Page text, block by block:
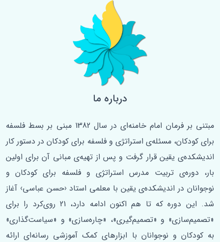
درباره ما
مبتنی بر فرمان امام خامنه‌ای در سال 1382 مبنی بر بسط فلسفه‌
برای کودکان، مسئله‌ی استراتژی و فلسفه برای کودکان در دستور کار
اندیشکده‌ی یقین قرار گرفت و پس از تهیه‌ی مبانی آن برای اولین
‌بار، دوره‌ی تربیت مدرس استراتژی و فلسفه برای کودکان و
نوجوانان در اندیشکده‌ی یقین با معلمی استاد ‹حسن عباسی› آغاز
شد. این دوره که تا هم اکنون ادامه دارد، 21 روی‌کرد را برای
«تصمیم‌سازی» و «تصمیم‌گیری»، «چاره‌سازی» و «سیاست‌گذاری»
به کودکان و نوجوانان با ابزارهای کمک آموزشی رسانه‌ای ارائه